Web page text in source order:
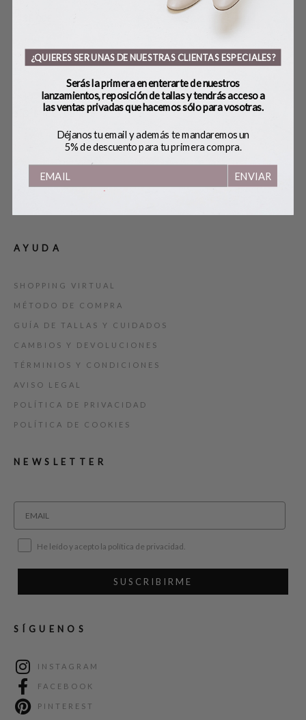
25,00€
SOBRE BOBO’S
HANDMADE
CONTACTO
AYUDA
SHOPPING VIRTUAL
MÉTODO DE COMPRA
GUÍA DE TALLAS Y CUIDADOS
CAMBIOS Y DEVOLUCIONES
TÉRMINIOS Y CONDICIONES
AVISO LEGAL
POLÍTICA DE PRIVACIDAD
POLÍTICA DE COOKIES
NEWSLETTER
He leído y acepto la política de privacidad.
SUSCRIBIRME
SÍGUENOS
INSTAGRAM
FACEBOOK
PINTEREST
¿QUIERES SER UNAS DE NUESTRAS CLIENTAS ESPECIALES?
Serás la primera en enterarte de nuestros
lanzamientos, reposición de tallas y tendrás acceso a
las ventas privadas que hacemos sólo para vosotras.
Déjanos tu email y además te mandaremos un
5% de descuento para tu primera compra.
ENVIAR